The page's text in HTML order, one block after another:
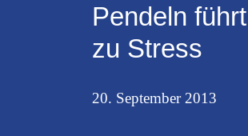
Pendeln führt
zu Stress
20. September 2013